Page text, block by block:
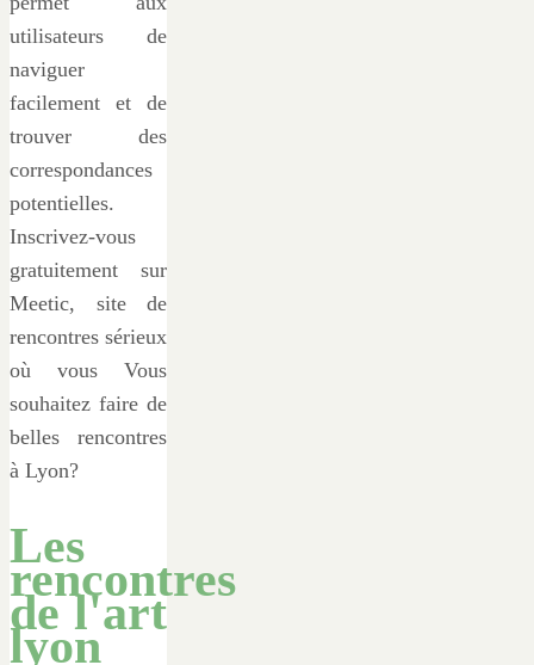
utilisateurs de
naviguer
facilement et de
trouver des
correspondances
potentielles.
Inscrivez-vous
gratuitement sur
Meetic, site de
rencontres sérieux
où vous Vous
souhaitez faire de
belles rencontres
à Lyon?
Les
rencontres
de l'art
lyon